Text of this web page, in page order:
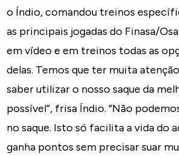
o Índio, comandou treinos
as principais jogadas do Finasa/
em vídeo e em treinos todas as
delas. Temos que ter muita
saber utilizar o nosso saque da
possível”, frisa Índio. “Não
no saque. Isto só facilita a vida do
ganha pontos sem precisar suar